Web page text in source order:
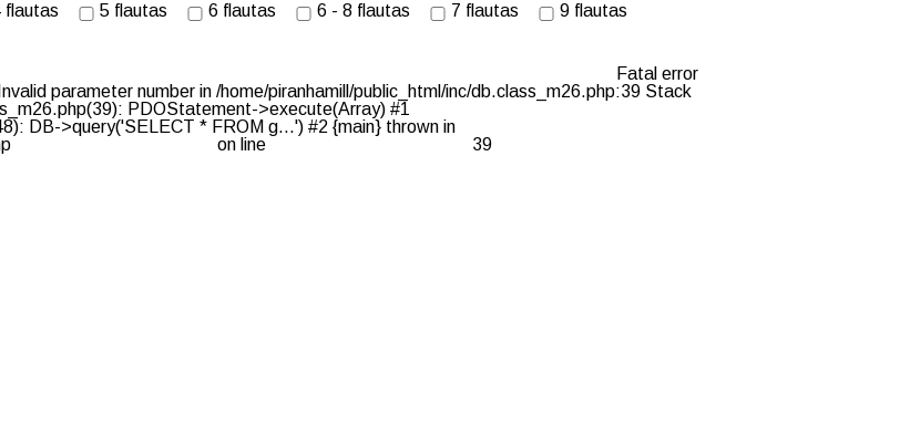
flautas 5 flautas 6 flautas 6 - 8 flautas 7 flautas
9 flautas
Fatal error
parameter number in /home/piranhamill/public_html/inc/db.class_m26.php:39 Stack
PDOStatement->execute(Array) #1
DB->query('SELECT * FROM g...') #2 {main} thrown in
on line 39